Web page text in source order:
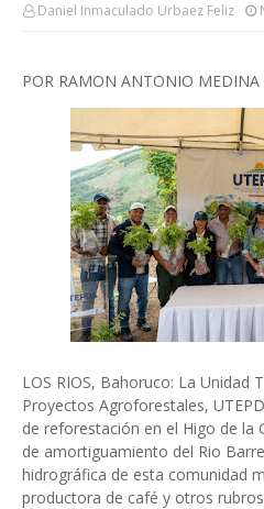
Daniel Inmaculado Urbaez Feliz
POR RAMON ANTONIO MEDINA
LOS RIOS, Bahoruco: La Unidad
Proyectos Agroforestales,
de reforestación en el Higo de la
de amortiguamiento del Rio
hidrográfica de esta comunidad
productora de café y otros